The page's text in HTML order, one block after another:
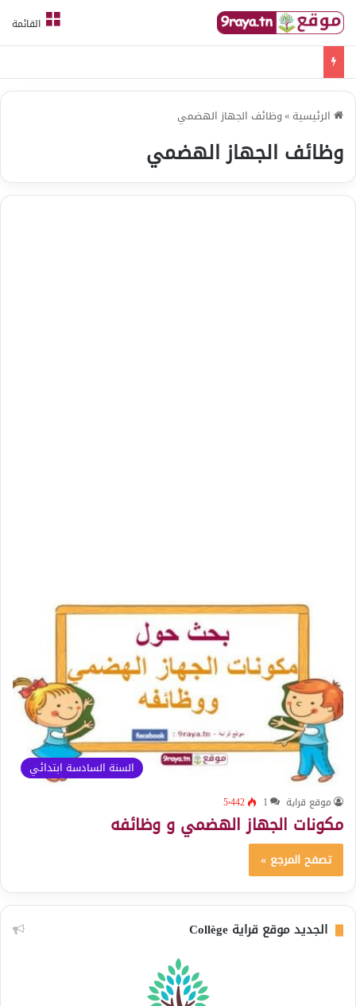
القائمة
الرئيسية »وظائف الجهاز الهضمي
وظائف الجهاز الهضمي
السنة السادسة ابتدائي
موقع قراية 1 5٬442
مكونات الجهاز الهضمي و وظائفه
تصفح المرجع »
الجديد موقع قراية Collège